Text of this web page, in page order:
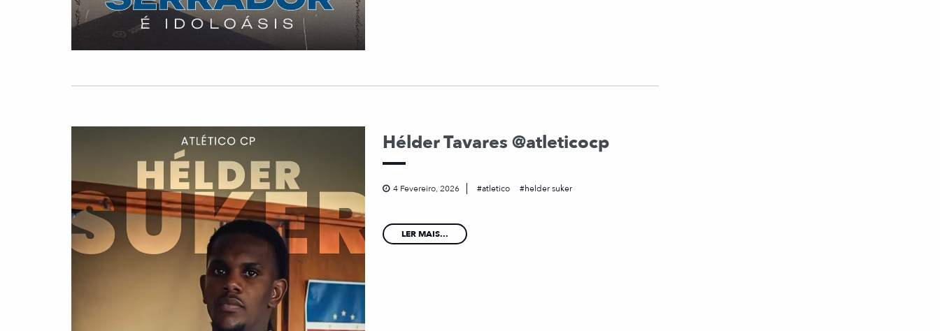
Hélder Tavares @atleticocp
4 Fevereiro, 2026 atletico helder suker
LER MAIS...